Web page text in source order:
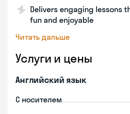
Delivers engaging lessons
fun and enjoyable
Читать дальше
Услуги и цены
Английский язык
С носителем